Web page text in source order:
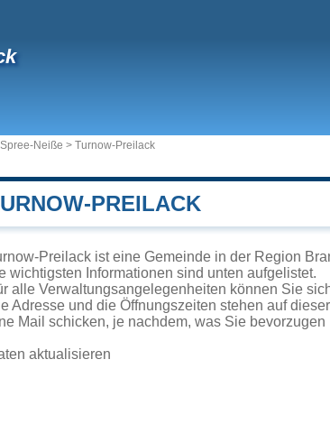
Neiße > Turnow-Preilack
PREILACK
Preilack ist eine Gemeinde in der Region
wichtigsten Informationen sind unten aufgelistet.
alle Verwaltungsangelegenheiten können Sie
Adresse und die Öffnungszeiten stehen auf
Mail schicken, je nachdem, was Sie
aktualisieren